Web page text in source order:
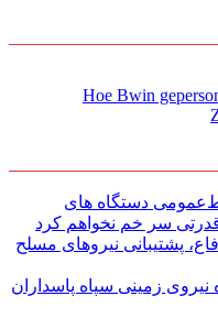
Hoe Bwin
دستگاه های
قدرتی سر خم نخواهم کرد
پشتیبانی نیرو‌های مسلح
نیروی زمینی سپاه پاسداران